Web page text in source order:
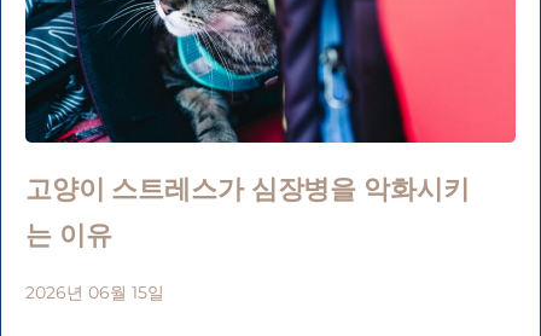
고양이 스트레스가 심장병을 악화시키
는 이유
2026년 06월 15일